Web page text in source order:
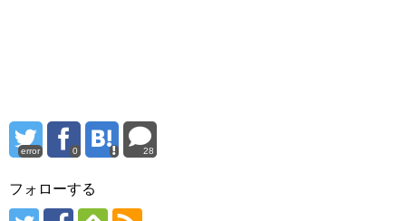
error 0 28
フォローする